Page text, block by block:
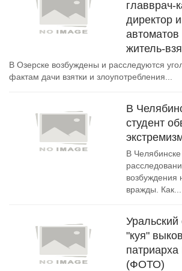
главврач-
директор
житель-
В Озерске возбуждены и расследуются
фактам дачи взятки и злоупотребления...
В
студент
В Челябинске
возбуждения
вражды. Как...
Уральский
"куя"
(ФОТО)